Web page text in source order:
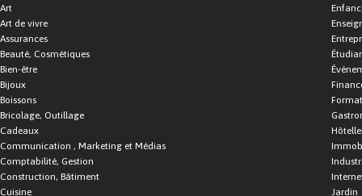
Art
Art de vivre
Assurances
Beauté, Cosmétiques
Bien-être
Bijoux
Boissons
Bricolage, Outillage
Cadeaux
Communication , Marketing et Médias
Comptabilité, Gestion
Construction, Bâtiment
Cuisine
Jardin